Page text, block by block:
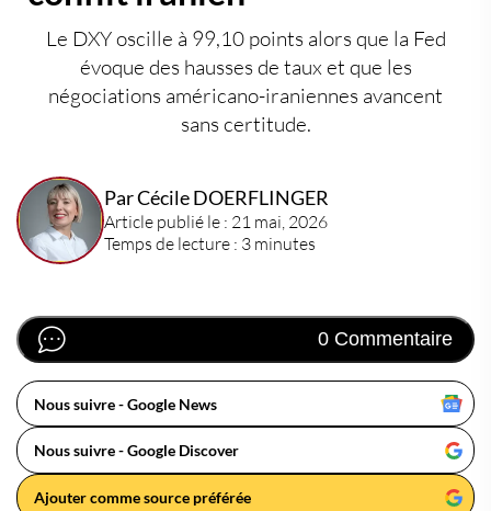
Le DXY oscille à 99,10 points alors que la Fed
évoque des hausses de taux et que les
négociations américano-iraniennes avancent
sans certitude.
Par Cécile DOERFLINGER
Article publié le : 21 mai, 2026
Temps de lecture : 3 minutes
0 Commentaire
Nous suivre - Google News
Nous suivre - Google Discover
Ajouter comme source préférée